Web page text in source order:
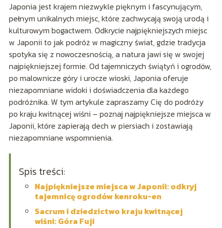
Japonia jest krajem niezwykle pięknym i fascynującym,
pełnym unikalnych miejsc, które zachwycają swoją urodą i
kulturowym bogactwem. Odkrycie najpiękniejszych miejsc
w Japonii to jak podróż w magiczny świat, gdzie tradycja
spotyka się z nowoczesnością, a natura jawi się w swojej
najpiękniejszej formie. Od tajemniczych świątyń i ogrodów,
po malownicze góry i urocze wioski, Japonia oferuje
niezapomniane widoki i doświadczenia dla każdego
podróżnika. W tym artykule zapraszamy Cię do podróży
po kraju kwitnącej wiśni – poznaj najpiękniejsze miejsca w
Japonii, które zapierają dech w piersiach i zostawiają
niezapomniane wspomnienia.
Spis treści:
Najpiękniejsze miejsca w Japonii: odkryj
tajemnicę ogrodów kenroku-en
Sacrum i dziedzictwo kraju kwitnącej
wiśni: Góra Fuji